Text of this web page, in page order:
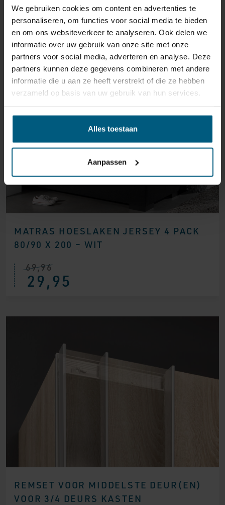
We gebruiken cookies om content en advertenties te
personaliseren, om functies voor social media te bieden
en om ons websiteverkeer te analyseren. Ook delen we
informatie over uw gebruik van onze site met onze
partners voor social media, adverteren en analyse. Deze
partners kunnen deze gegevens combineren met andere
informatie die u aan ze heeft verstrekt of die ze hebben
verzameld op basis van uw gebruik van hun services.
Alles toestaan
Aanpassen
GERELATEERDE PRODUCTEN
MATRAS HOESLAKEN JERSEY 4 PACK
80/90 X 200 – WIT
69,96
Oorspronkelijke
prijs
was:
29,95
Huidige
prijs
is:
REMSET VOOR MIDDELSTE DEUR(EN)
VOOR 3/4 DEURS KASTEN